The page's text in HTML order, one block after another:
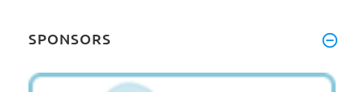
SPONSORS